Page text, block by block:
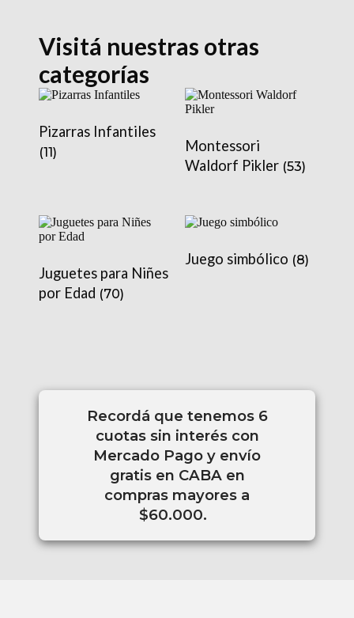
Visitá nuestras otras
categorías
Pizarras Infantiles
(11)
Montessori
Waldorf Pikler (53)
Juguetes para Niñes
por Edad (70)
Juego simbólico (8)
Recordá que tenemos 6
cuotas sin interés con
Mercado Pago y envío
gratis en CABA en
compras mayores a
$60.000.